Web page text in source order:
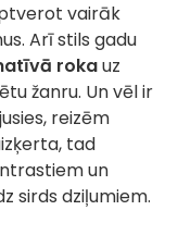
vairāk
Arī stils gadu
rokauz
žanru. Un vēl ir
reizēm
tad
un
sirds dziļumiem.